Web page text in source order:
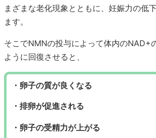
まざまな老化現象とともに、妊娠力の低
ます。
そこでNMNの投与によって体内のNAD+
ように回復させると、
・卵子の質が良くなる
・排卵が促進される
・卵子の受精力が上がる